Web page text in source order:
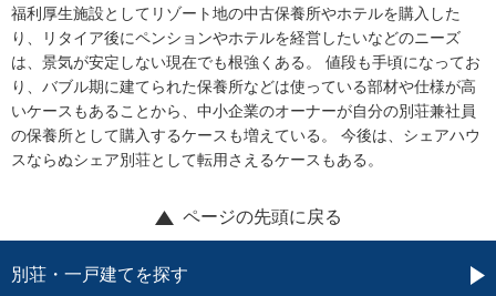
福利厚生施設としてリゾート地の中古保養所やホテルを購入した
り、リタイア後にペンションやホテルを経営したいなどのニーズ
は、景気が安定しない現在でも根強くある。 値段も手頃になってお
り、バブル期に建てられた保養所などは使っている部材や仕様が高
いケースもあることから、中小企業のオーナーが自分の別荘兼社員
の保養所として購入するケースも増えている。 今後は、シェアハウ
スならぬシェア別荘として転用さえるケースもある。
ページの先頭に戻る
別荘・一戸建てを探す